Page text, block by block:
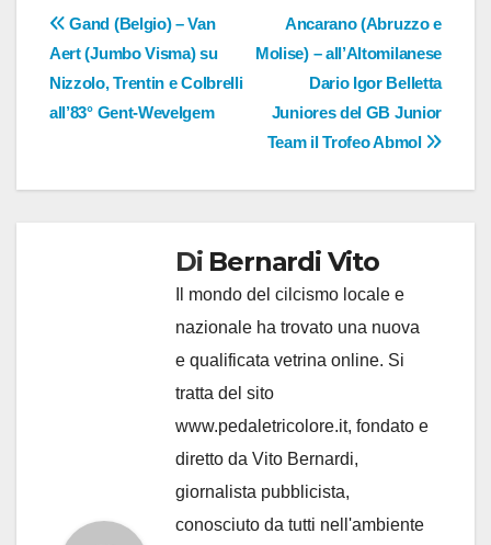
Navigazione
articoli
Ancarano (Abruzzo e
Molise) – all’Altomilanese
Dario Igor Belletta
Juniores del GB Junior
Team il Trofeo Abmol
Gand (Belgio) – Van
Aert (Jumbo Visma) su
Nizzolo, Trentin e Colbrelli
all’83° Gent-Wevelgem
Di Bernardi Vito
Il mondo del cilcismo locale e
nazionale ha trovato una nuova
e qualificata vetrina online. Si
tratta del sito
www.pedaletricolore.it, fondato e
diretto da Vito Bernardi,
giornalista pubblicista,
conosciuto da tutti nell'ambiente